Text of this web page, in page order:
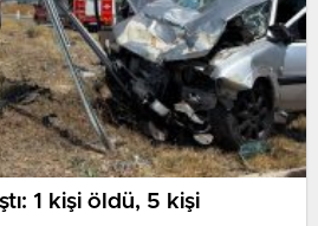
1 kişi öldü, 5 kişi